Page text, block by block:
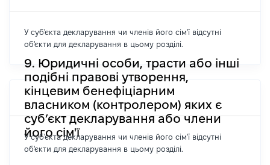
У суб'єкта декларування чи членів його сім'ї відсутні
об'єкти для декларування в цьому розділі.
9. Юридичні особи, трасти або інші
подібні правові утворення,
кінцевим бенефіціарним
власником (контролером) яких є
суб’єкт декларування або члени
його сім'ї
У суб'єкта декларування чи членів його сім'ї відсутні
об'єкти для декларування в цьому розділі.